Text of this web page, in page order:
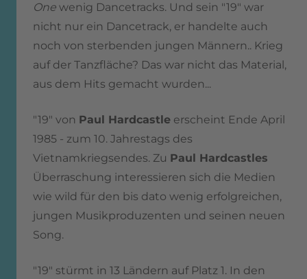
One wenig Dancetracks. Und sein "19" war
nicht nur ein Dancetrack, er handelte auch
noch von sterbenden jungen Männern.. Krieg
auf der Tanzfläche? Das war nicht das Material,
aus dem Hits gemacht wurden...
"19" von Paul Hardcastle erscheint Ende April
1985 - zum 10. Jahrestags des
Vietnamkriegsendes. Zu Paul Hardcastles
Überraschung interessieren sich die Medien
wie wild für den bis dato wenig erfolgreichen,
jungen Musikproduzenten und seinen neuen
Song.
"19" stürmt in 13 Ländern auf Platz 1. In den